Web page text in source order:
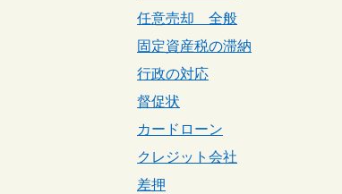
任意売却 全般
固定資産税の滞納
行政の対応
督促状
カードローン
クレジット会社
差押